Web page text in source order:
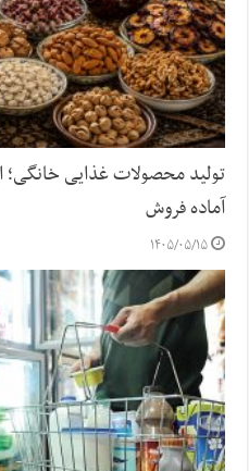
تولید محصولات غذایی خانگی؛
آماده فروش
۱۴۰۵/۰۵/۱۵